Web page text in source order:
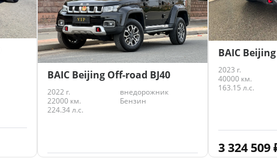
BAIC Beijing Off-road BJ40
2022 г.
внедорожник
22000 км.
Бензин
224.34 л.с.
BAIC
2023 г.
40000 км.
163.15 л.с.
3 324 509